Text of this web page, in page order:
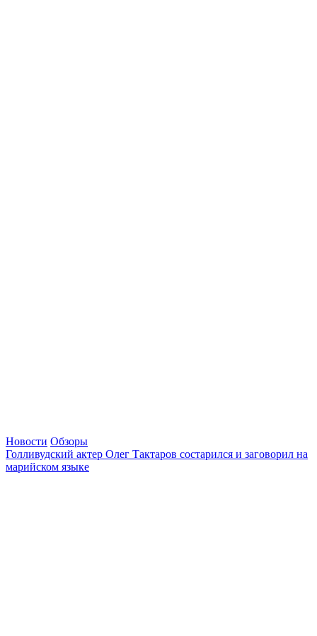
Новости Обзоры
Голливудский актер Олег Тактаров состарился и заговорил на
марийском языке